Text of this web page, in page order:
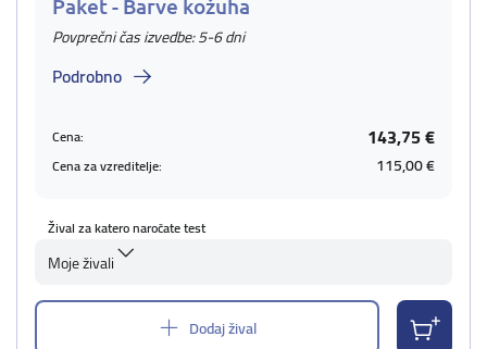
Paket - Barve kožuha
Povprečni čas izvedbe: 5-6 dni
Podrobno
Cena: 143,75 €
Cena za vzreditelje: 115,00 €
Žival za katero naročate test
Moje živali
Dodaj žival